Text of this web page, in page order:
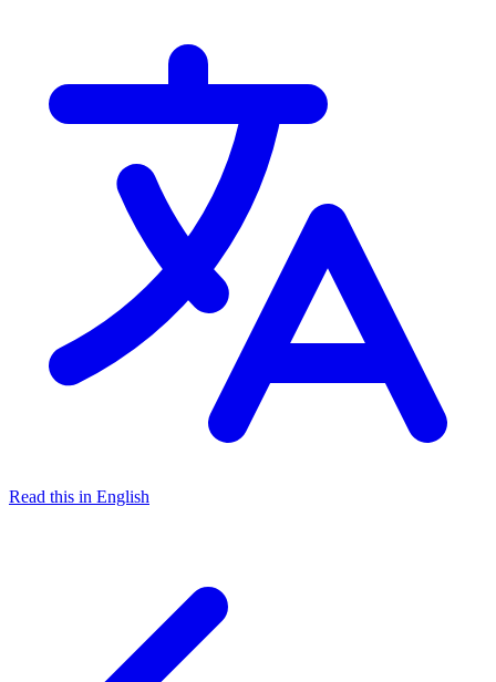
Read this in English